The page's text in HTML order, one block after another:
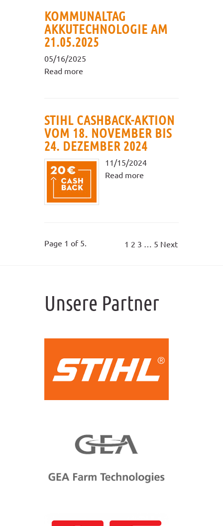
KOMMUNALTAG
AKKUTECHNOLOGIE AM
21.05.2025
05/16/2025
Read more
STIHL CASHBACK-AKTION
VOM 18. NOVEMBER BIS
24. DEZEMBER 2024
11/15/2024
Read more
Page 1 of 5. 1 2 3 5 Next
Unsere Partner